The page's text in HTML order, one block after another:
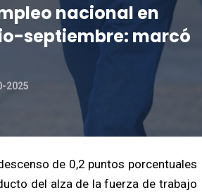
nacional en
septiembre: marcó
2025
de 0,2 puntos porcentuales
del alza de la fuerza de trabajo